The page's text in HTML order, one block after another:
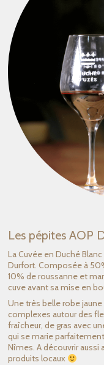
Les pépites AOP
La Cuvée en Duché
Durfort. Composée à
10% de roussanne et
cuve avant sa mise en
Une très belle robe
complexes autour des
fraîcheur, de gras avec
qui se marie
Nîmes. A découvrir aussi
produits locaux